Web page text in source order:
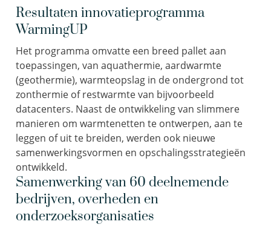
Resultaten innovatieprogramma
WarmingUP
Het programma omvatte een breed pallet aan
toepassingen, van aquathermie, aardwarmte
(geothermie), warmteopslag in de ondergrond tot
zonthermie of restwarmte van bijvoorbeeld
datacenters. Naast de ontwikkeling van slimmere
manieren om warmtenetten te ontwerpen, aan te
leggen of uit te breiden, werden ook nieuwe
samenwerkingsvormen en opschalingsstrategieën
ontwikkeld.
Samenwerking van 60 deelnemende
bedrijven, overheden en
onderzoeksorganisaties